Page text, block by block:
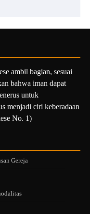
ambil bagian, sesuai
bahwa iman dapat
untuk
menjadi ciri keberadaan
No. 1)
Gereja